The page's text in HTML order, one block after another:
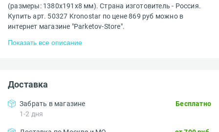
(размеры: 1380x191x8 мм). Страна изготовитель - Россия.
Купить арт. 50327 Kronostar по цене 869 руб можно в
интернет магазине "Parketov-Store".
Показать все описание
Доставка
Забрать в магазине
1-2 дня
Бесплатно